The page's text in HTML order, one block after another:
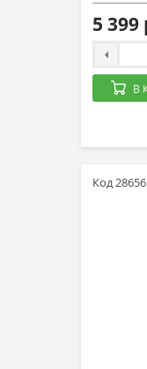
5 399
В
Код 28656